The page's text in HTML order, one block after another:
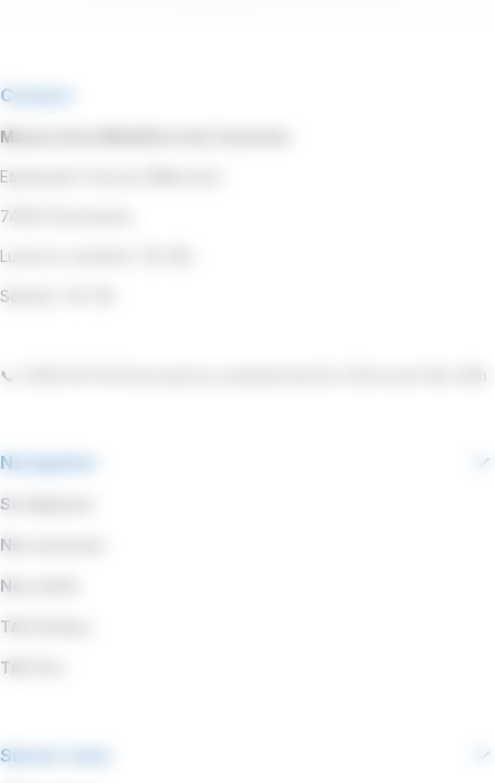
Contact
Maison de la Mobilité et du Tourisme
Esplanade François Mitterrand
74100 Annemasse
Lundi au vendredi : 8h-18h
Samedi : 9h-13h
📞 0 800 00 19 53 du lundi au vendredi de 9h à 12h et de 14h à 18h
Navigation
Se déplacer
Nos services
Nos tarifs
TAC & Vous
TAC Pro
Suivez-nous